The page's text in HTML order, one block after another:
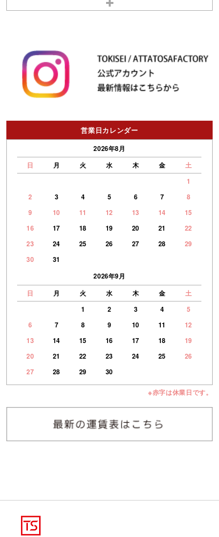
営業日カレンダー
2026年8月
日
月 火 水 木 金
土
1
2
3 4 5 6 7
8
9
10 11 12 13 14
15
16
17 18 19 20 21
22
23
24 25 26 27 28
29
30
31
2026年9月
日
月 火 水 木 金
土
1
2 3 4
5
6
7 8 9 10 11
12
13
14 15 16 17 18
19
20
21 22 23 24 25
26
27
28 29 30
※赤字は休業日です。